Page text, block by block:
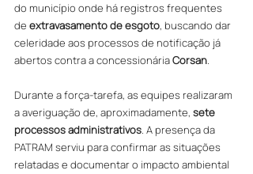
do município onde há registros frequentes
de extravasamento de esgoto, buscando dar
celeridade aos processos de notificação já
abertos contra a concessionária Corsan.
Durante a força-tarefa, as equipes realizaram
a averiguação de, aproximadamente, sete
processos administrativos. A presença da
PATRAM serviu para confirmar as situações
relatadas e documentar o impacto ambiental